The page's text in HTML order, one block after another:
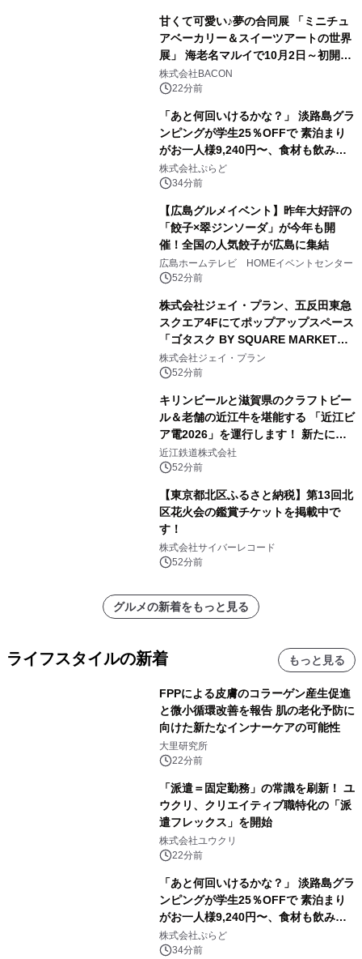
甘くて可愛い♪夢の合同展 「ミニチュ
アベーカリー＆スイーツアートの世界
展」 海老名マルイで10月2日～初開
催！
株式会社BACON
22分前
「あと何回いけるかな？」 淡路島グラ
ンピングが学生25％OFFで 素泊まり
がお一人様9,240円〜、食材も飲み物
も持ち込み自由 「グランピングリゾー
ト Awaji」9月30日までの平日限定
株式会社ぷらど
34分前
【広島グルメイベント】昨年大好評の
「餃子×翠ジンソーダ」が今年も開
催！全国の人気餃子が広島に集結
広島ホームテレビ HOMEイベントセンター
52分前
株式会社ジェイ・プラン、五反田東急
スクエア4Fにてポップアップスペース
「ゴタスク BY SQUARE MARKET」
の運営を開始
株式会社ジェイ・プラン
52分前
キリンビールと滋賀県のクラフトビー
ル＆老舗の近江牛を堪能する 「近江ビ
ア電2026」を運行します！ 新たに
「長濱浪漫ビール」が参加！キリン一
番搾り飲み放題が復活！
近江鉄道株式会社
52分前
【東京都北区ふるさと納税】第13回北
区花火会の鑑賞チケットを掲載中で
す！
株式会社サイバーレコード
52分前
グルメの新着をもっと見る
ライフスタイルの新着 もっと見る
FPPによる皮膚のコラーゲン産生促進
と微小循環改善を報告 肌の老化予防に
向けた新たなインナーケアの可能性
大里研究所
22分前
「派遣＝固定勤務」の常識を刷新！ ユ
ウクリ、クリエイティブ職特化の「派
遣フレックス」を開始
株式会社ユウクリ
22分前
「あと何回いけるかな？」 淡路島グラ
ンピングが学生25％OFFで 素泊まり
がお一人様9,240円〜、食材も飲み物
も持ち込み自由 「グランピングリゾー
ト Awaji」9月30日までの平日限定
株式会社ぷらど
34分前